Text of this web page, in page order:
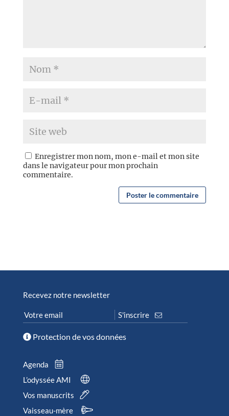
Enregistrer mon nom, mon e-mail et mon site
dans le navigateur pour mon prochain
commentaire.
Recevez notre newsletter
Protection de vos données
Agenda
L’odyssée AMI
Vos manuscrits
Vaisseau-mère